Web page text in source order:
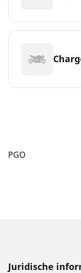
PGO
Juridische